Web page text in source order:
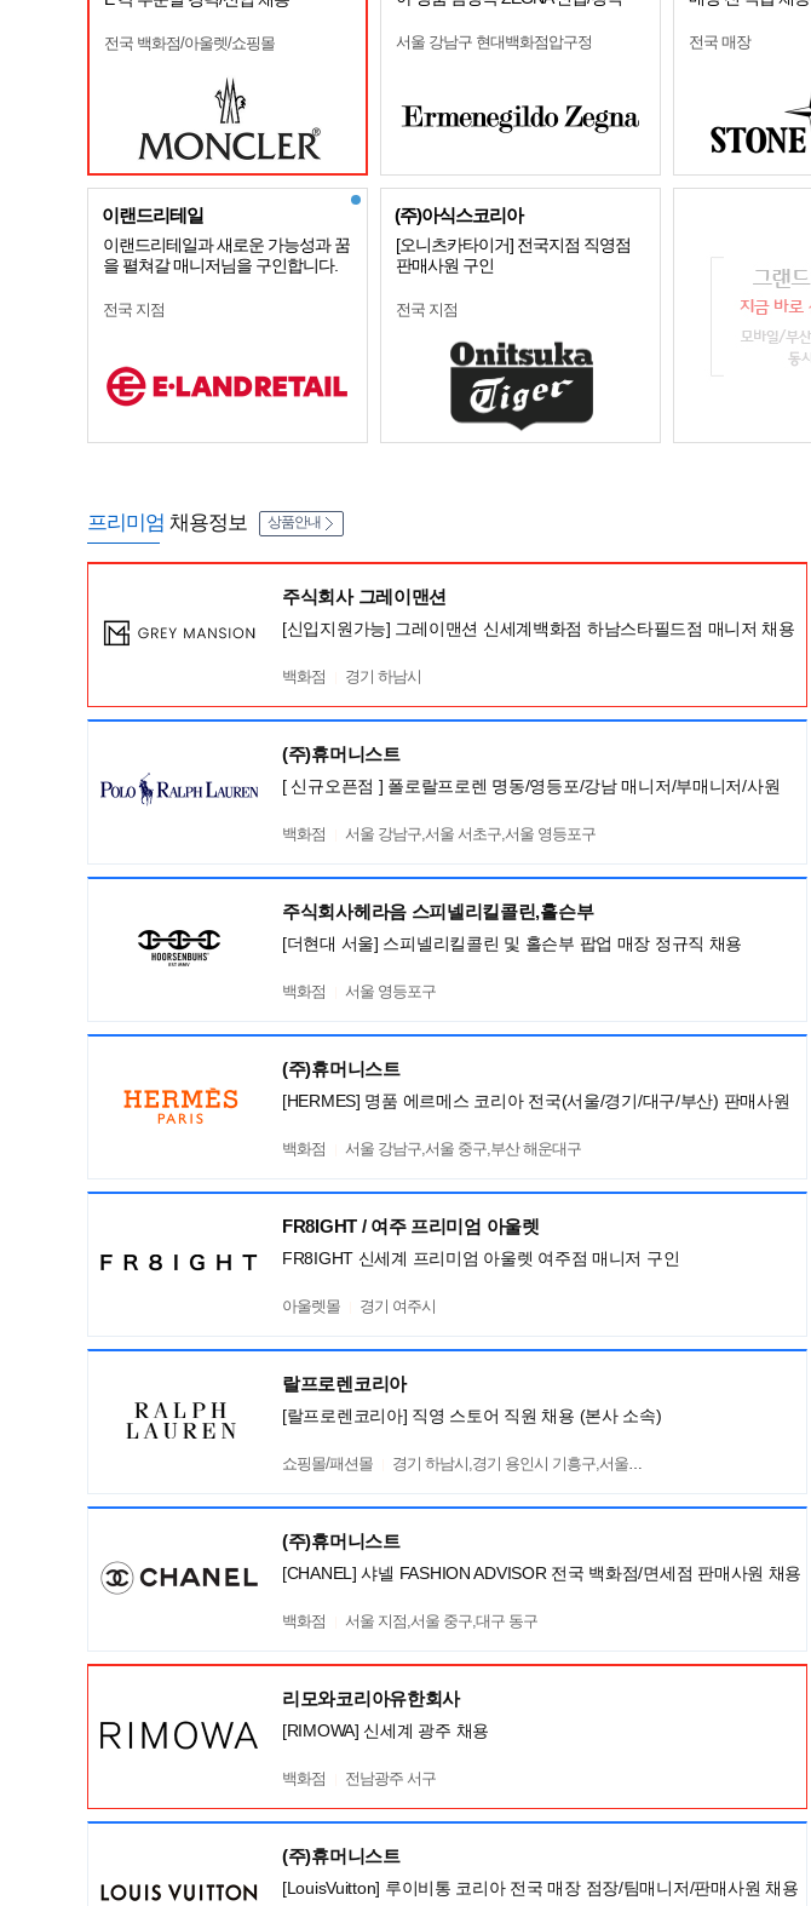
전국 백화점/아울렛/쇼핑몰 서울 강남구 현대백화점압구정 전국 매장
이랜드리테일
이랜드리테일과 새로운 가능성과 꿈
을 펼쳐갈 매니저님을 구인합니다.
전국 지점
(주)아식스코리아
[오니츠카타이거] 전국지점 직영점
판매사원 구인
전국 지점
프리미엄 채용정보 상품안내
주식회사 그레이맨션
[신입지원가능] 그레이맨션 신세계백화점 하남스타필드점 매니저 채용
백화점 경기 하남시
(주)휴머니스트
[ 신규오픈점 ] 폴로랄프로렌 명동/영등포/강남 매니저/부매니저/사원
백화점 서울 강남구,서울 서초구,서울 영등포구
주식회사헤라음 스피넬리킬콜린,홀슨부
[더현대 서울] 스피넬리킬콜린 및 홀슨부 팝업 매장 정규직 채용
백화점 서울 영등포구
(주)휴머니스트
[HERMES] 명품 에르메스 코리아 전국(서울/경기/대구/부산) 판매사원
백화점 서울 강남구,서울 중구,부산 해운대구
FR8IGHT / 여주 프리미엄 아울렛
FR8IGHT 신세계 프리미엄 아울렛 여주점 매니저 구인
아울렛몰 경기 여주시
랄프로렌코리아
[랄프로렌코리아] 직영 스토어 직원 채용 (본사 소속)
쇼핑몰/패션몰 경기 하남시,경기 용인시 기흥구,서울 서초구
(주)휴머니스트
[CHANEL] 샤넬 FASHION ADVISOR 전국 백화점/면세점 판매사원 채용
백화점 서울 지점,서울 중구,대구 동구
리모와코리아유한회사
[RIMOWA] 신세계 광주 채용
백화점 전남광주 서구
(주)휴머니스트
[LouisVuitton] 루이비통 코리아 전국 매장 점장/팀매니저/판매사원 채용